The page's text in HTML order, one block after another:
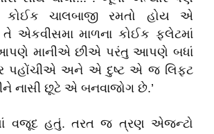
ચાલબાજી રમતો હોય એ
એકવીસમા માળના કોઈક ફ્લેટમાં
માનીએ છીએ પરંતુ આપણે બધાં
પહોંચીએ અને એ દુષ્ટ એ જ લિફ્ટ
નાસી છૂટે એ બનવાજોગ છે.’
વજૂદ હતું. તરત જ ત્રણ એજન્ટો